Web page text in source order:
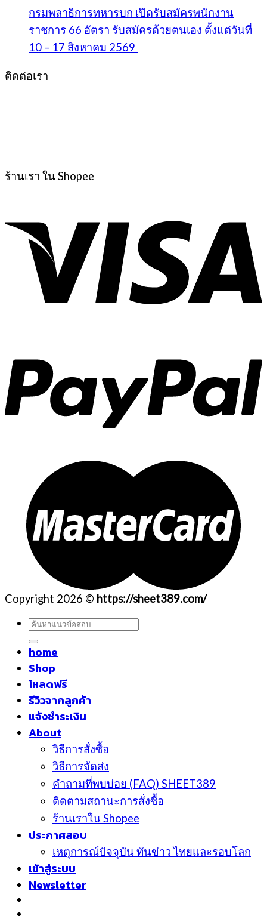
กรมพลาธิการทหารบก เปิดรับสมัครพนักงาน
ราชการ 66 อัตรา รับสมัครด้วยตนเอง ตั้งแต่วันที่
10 – 17 สิงหาคม 2569
ติดต่อเรา
ร้านเรา ใน Shopee
Copyright 2026 © https://sheet389.com/
ค้นหา:
home
Shop
โหลดฟรี
รีวิวจากลูกค้า
แจ้งชำระเงิน
About
วิธีการสั่งซื้อ
วิธีการจัดส่ง
คำถามที่พบบ่อย (FAQ) SHEET389
ติดตามสถานะการสั่งซื้อ
ร้านเราใน Shopee
ประกาศสอบ
เหตุการณ์ปัจจุบัน ทันข่าว ไทยและรอบโลก
เข้าสู่ระบบ
Newsletter